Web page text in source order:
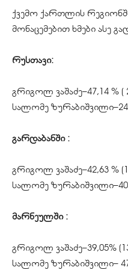
ქვემო ქართლის
მონაცემებით ხმები ასე
რუსთავი:
გრიგოლ ვაშაძე–47,14 % (
სალომე
გარდაბანში :
გრიგოლ ვაშაძე–42,63 %
სალომე
მარნეულში :
გრიგოლ ვაშაძე–39,05%
სალომე ზურაბიშვილი–